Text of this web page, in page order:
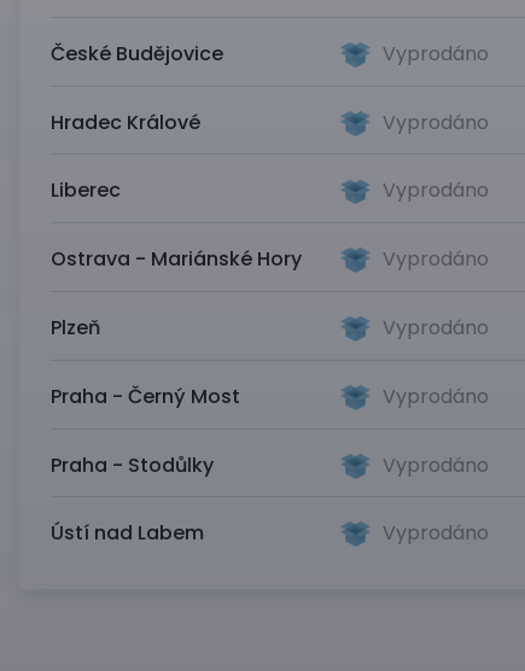
České Budějovice Vyprodáno
Hradec Králové Vyprodáno
Liberec Vyprodáno
Ostrava - Mariánské Hory Vyprodáno
Plzeň Vyprodáno
Praha - Černý Most Vyprodáno
Praha - Stodůlky Vyprodáno
Ústí nad Labem Vyprodáno